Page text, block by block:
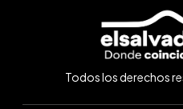
Todos los derechos